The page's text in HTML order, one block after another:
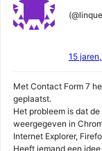
15
Met Contact Form 7
geplaatst.
Het probleem is dat
weergegeven in
Internet Explorer,
Heeft iemand een